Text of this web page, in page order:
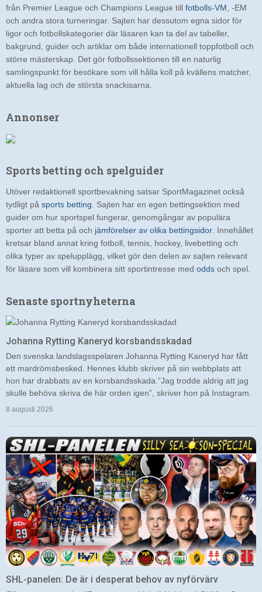
från Premier League och Champions League till fotbolls-VM , -EM
och andra stora turneringar. Sajten har dessutom egna sidor för
ligor och fotbollskategorier där läsaren kan ta del av tabeller,
bakgrund, guider och artiklar om både internationell toppfotboll och
större mästerskap. Det gör fotbollssektionen till en naturlig
samlingspunkt för besökare som vill hålla koll på kvällens matcher,
aktuella lag och de största snackisarna.
Annonser
Sports betting och spelguider
Utöver redaktionell sportbevakning satsar SportMagazinet också
tydligt på sports betting . Sajten har en egen bettingsektion med
guider om hur sportspel fungerar, genomgångar av populära
sporter att betta på och jämförelser av olika bettingsidor . Innehållet
kretsar bland annat kring fotboll, tennis, hockey, livebetting och
olika typer av spelupplägg, vilket gör den delen av sajten relevant
för läsare som vill kombinera sitt sportintresse med odds och spel.
Senaste sportnyheterna
Johanna Rytting Kaneryd korsbandsskadad
Den svenska landslagsspelaren Johanna Rytting Kaneryd har fått
ett mardrömsbesked. Hennes klubb skriver på sin webbplats att
hon har drabbats av en korsbandsskada.”Jag trodde aldrig att jag
skulle behöva skriva de här orden igen”, skriver hon på Instagram.
8 augusti 2026
SHL-panelen: De är i desperat behov av nyförvärv